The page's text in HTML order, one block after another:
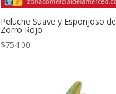
Peluche Suave y Esponjoso de
Zorro Rojo
$754.00